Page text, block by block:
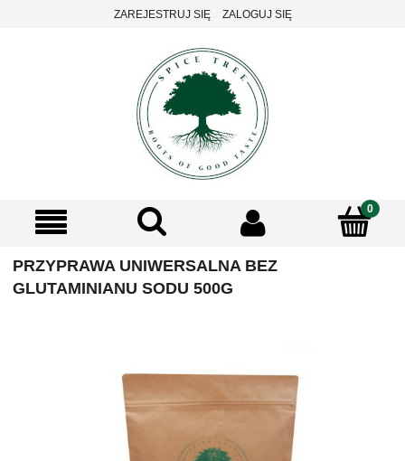
ZAREJESTRUJ SIĘ ZALOGUJ SIĘ
PRZYPRAWA UNIWERSALNA BEZ
GLUTAMINIANU SODU 500G